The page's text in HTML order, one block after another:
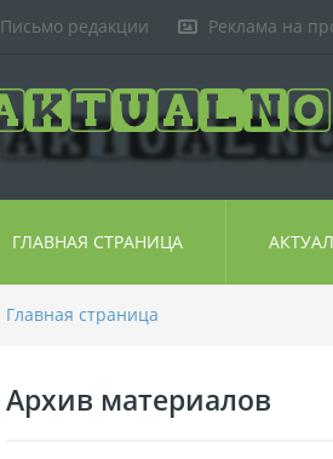
Письмо редакции Реклама на
ГЛАВНАЯ СТРАНИЦА
Главная страница
Архив материалов